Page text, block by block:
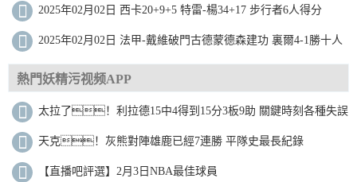
魔術止8連敗
2025年02月02日 西卡20+9+5 特雷-楊34+17 步行者6人得分
15+送老鷹8連敗
2025年02月02日 法甲-戴維破門古德蒙德森建功 裏爾4-1勝十人
聖埃蒂安
熱門妖精污视频APP
太拉了！利拉德15中4得到15分3板9助 關鍵時刻各種失誤
天克！灰熊對陣雄鹿已經7連勝 平隊史最長紀錄
【直播吧評選】2月3日NBA最佳球員